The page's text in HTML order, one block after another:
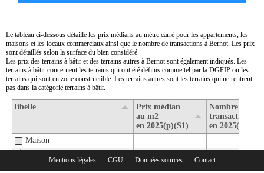
Mentions légales CGU Données sources Contact
Rubriques :
Le tableau ci-dessous détaille les prix médians au mètre carré pour les appartements, les
maisons et les locaux commerciaux ainsi que le nombre de transactions à Bernot. Les prix
sont détaillés selon la surface du bien considéré.
Les prix des terrains à bâtir et des terrains autres à Bernot sont également indiqués. Les
terrains à bâtir concernent les terrains qui ont été définis comme tel par la DGFIP ou les
terrains qui sont en zone constructible. Les terrains autres sont les terrains qui ne rentrent
pas dans la catégorie terrains à bâtir.
libelle
Prix médian
au m2
en 2025(p)(S1)
Nombre de
transactions
en 2025(p)(S1)
Maison
2- Surface de 30 m2 à 80 m2